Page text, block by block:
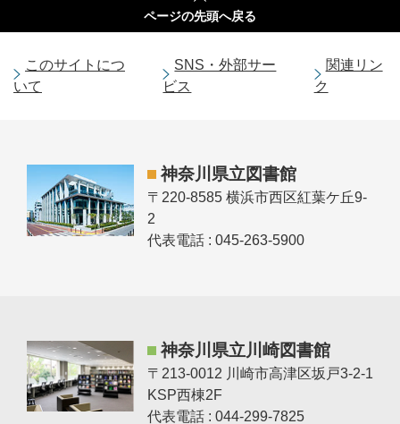
このサイトにつ
いて
SNS・外部サー
ビス
関連リン
ク
ページの先頭へ戻る
神奈川県立図書館
〒220-8585 横浜市西区紅葉ケ丘9-
2
代表電話 : 045-263-5900
神奈川県立川崎図書館
〒213-0012 川崎市高津区坂戸3-2-1
KSP西棟2F
代表電話 : 044-299-7825